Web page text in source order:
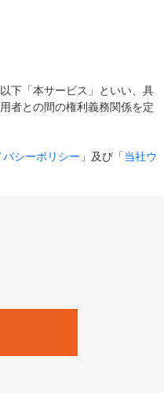
下「本サービス」といい、具
者との間の権利義務関係を定
シーポリシー 」及び「当社ウ
場合、変更後のサービスを含
います。
」「Biz/Zine」「HRzine」